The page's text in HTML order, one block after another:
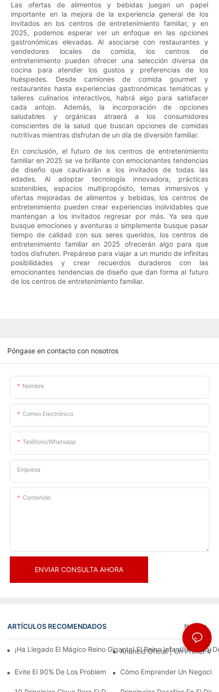
Las ofertas de alimentos y bebidas juegan un papel
importante en la mejora de la experiencia general de los
invitados en los centros de entretenimiento familiar, y en
2025, podemos esperar ver un enfoque en las opciones
gastronómicas elevadas. Al asociarse con restaurantes y
vendedores locales de comida, los centros de
entretenimiento pueden ofrecer una selección diversa de
cocina para atender los gustos y preferencias de los
huéspedes. Desde camiones de comida gourmet y
restaurantes hasta experiencias gastronómicas temáticas y
talleres culinarios interactivos, habrá algo para satisfacer
cada antojo. Además, la incorporación de opciones
saludables y orgánicas atraerá a los consumidores
conscientes de la salud que buscan opciones de comidas
nutritivas mientras disfrutan de un día de diversión familiar.
En conclusión, el futuro de los centros de entretenimiento
familiar en 2025 se ve brillante con emocionantes tendencias
de diseño que cautivarán a los invitados de todas las
edades. Al adoptar tecnología innovadora, prácticas
sostenibles, espacios multipropósito, temas inmersivos y
ofertas mejoradas de alimentos y bebidas, los centros de
entretenimiento pueden crear experiencias inolvidables que
mantengan a los invitados regresar por más. Ya sea que
busque emociones y aventuras o simplemente busque pasar
tiempo de calidad con sus seres queridos, los centros de
entretenimiento familiar en 2025 ofrecerán algo para que
todos disfruten. Prepárese para viajar a un mundo de infinitas
posibilidades y crear recuerdos duraderos con las
emocionantes tendencias de diseño que dan forma al futuro
de los centros de entretenimiento familiar.
Póngase en contacto con nosotros
Nombre
Correo Electrónico
Teléfono/whatsapp
Empresa
Contenido
ENVIAR CONSULTA AHORA
ARTÍCULOS RECOMENDADOS Noticias
¡Ha Llegado El Mágico Reino Gigante! El Reino Infantil Modoqi
Anuncio Oficial | Un Primer
Evite El 90% De Los Problemas: Al Invertir En Un Centro
Cómo Emprender Un Negocio